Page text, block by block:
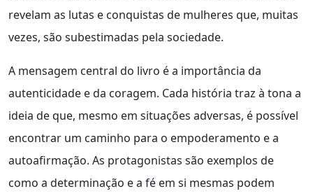
revelam as lutas e conquistas de mulheres que, muitas
vezes, são subestimadas pela sociedade.
A mensagem central do livro é a importância da
autenticidade e da coragem. Cada história traz à tona a
ideia de que, mesmo em situações adversas, é possível
encontrar um caminho para o empoderamento e a
autoafirmação. As protagonistas são exemplos de
como a determinação e a fé em si mesmas podem